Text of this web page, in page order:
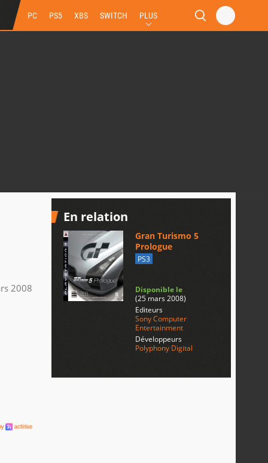
PC PS5 XBS SWITCH PLUS
2008
En relation
Gran Turismo 5
Prologue
PS3
Disponible le
(25 mars 2008)
Editeurs
Sony Computer
Entertainment
Développeurs
Polyphony Digital